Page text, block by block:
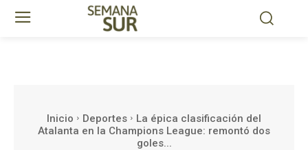
Inicio Deportes
La épica clasificación del
Atalanta en la Champions League: remontó dos
goles...